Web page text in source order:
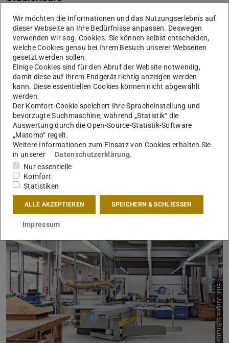
Mehr erfahren
Fachgebiete
Von den historischen Grundlagen bis zur Gebäudetechnik
Mehr erfahren
Bild: Jürgen Schreiter
Wir möchten die Informationen und das Nutzungserlebnis auf
dieser Webseite an Ihre Bedürfnisse anpassen. Deswegen
verwenden wir sog. Cookies. Sie können selbst entscheiden,
welche Cookies genau bei Ihrem Besuch unserer Webseiten
gesetzt werden sollen.
Einige Cookies sind für den Abruf der Website notwendig,
damit diese auf Ihrem Endgerät richtig anzeigen werden
kann. Diese essentiellen Cookies können nicht abgewählt
werden.
Der Komfort-Cookie speichert Ihre Spracheinstellung und
bevorzugte Suchmaschine, während „Statistik“ die
Auswertung durch die Open-Source-Statistik-Software
„Matomo“ regelt.
Weitere Informationen zum Einsatz von Cookies erhalten Sie
in unserer
Datenschutzerklärung.
Nur essentielle
Komfort
Statistiken
ALLE AKZEPTIEREN SPEICHERN & SCHLIESSEN
Impressum